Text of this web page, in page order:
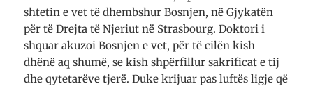
shtetin e vet të dhembshur Bosnjen, në Gjykatën
për të Drejta të Njeriut në Strasbourg. Doktori i
shquar akuzoi Bosnjen e vet, për të cilën kish
dhënë aq shumë, se kish shpërfillur sakrificat e tij
dhe qytetarëve tjerë. Duke krijuar pas luftës ligje që